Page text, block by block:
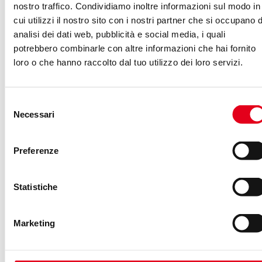
nostro traffico. Condividiamo inoltre informazioni sul modo in
cui utilizzi il nostro sito con i nostri partner che si occupano
analisi dei dati web, pubblicità e social media, i quali
potrebbero combinarle con altre informazioni che hai fornito
loro o che hanno raccolto dal tuo utilizzo dei loro servizi.
delNecessari
Preferenze
Statistiche
Marketing
gara di questo livello tra le principali agenzie
social italiane. Fabbri 1905 è un’azienda
molto amata in Italia e sinonimo di qualità in
tutto il mondo. Nostro obiettivo sarà quello di
internazionale. Daremo risalto a tutte le
spiegaEnrico Gualandi
Abbiamo selezionato Social Factor perché